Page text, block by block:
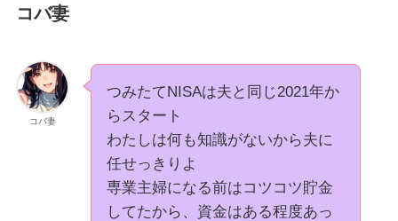
コバ妻
コバ妻
つみたてNISAは夫と同じ2021年か
らスタート
わたしは何も知識がないから夫に
任せっきりよ
専業主婦になる前はコツコツ貯金
してたから、資金はある程度あっ